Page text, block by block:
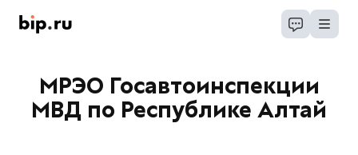
МРЭО Госавтоинспекции
МВД по Республике Алтай